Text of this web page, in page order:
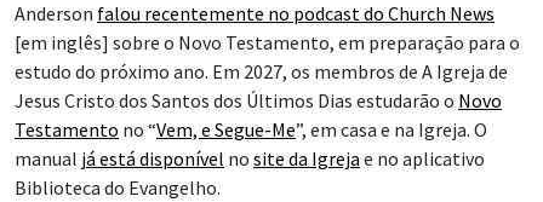
Anderson falou recentemente no podcast do Church News
[em inglês] sobre o Novo Testamento, em preparação para o
estudo do próximo ano. Em 2027, os membros de A Igreja de
Jesus Cristo dos Santos dos Últimos Dias estudarão o Novo
Testamento no “Vem, e Segue-Me”, em casa e na Igreja. O
manual já está disponível no site da Igreja e no aplicativo
Biblioteca do Evangelho.